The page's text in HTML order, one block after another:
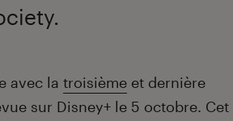
avec la troisième et dernière
sur Disney+ le 5 octobre. Cet